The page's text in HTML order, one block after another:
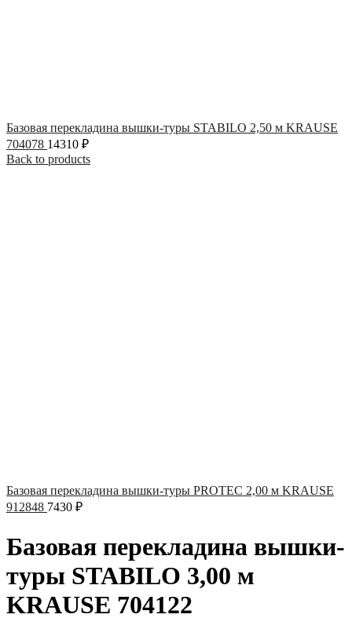
Базовая перекладина вышки-туры STABILO 2,50 м KRAUSE
704078 14310 ₽
Back to products
Базовая перекладина вышки-туры PROTEC 2,00 м KRAUSE
912848 7430 ₽
Базовая перекладина вышки-
туры STABILO 3,00 м
KRAUSE 704122